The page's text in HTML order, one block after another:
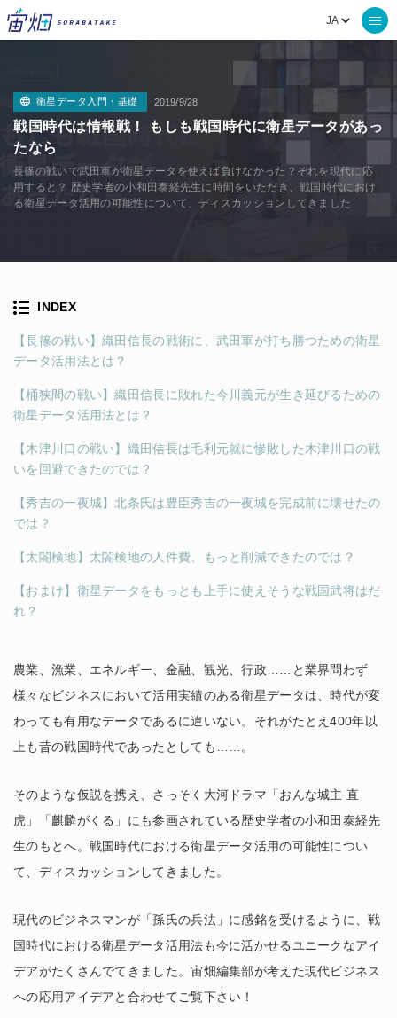
衛星データ入門・基礎 2019/9/28
戦国時代は情報戦！ もしも戦国時代に衛星データがあっ
たなら
長篠の戦いで武田軍が衛星データを使えば負けなかった？それを現代に応
用すると？ 歴史学者の小和田泰経先生に時間をいただき、戦国時代におけ
る衛星データ活用の可能性について、ディスカッションしてきました
農業、漁業、エネルギー、金融、観光、行政……と業界問わず
様々なビジネスにおいて活用実績のある衛星データは、時代が変
わっても有用なデータであるに違いない。それがたとえ400年以
上も昔の戦国時代であったとしても……。
そのような仮説を携え、さっそく大河ドラマ「おんな城主 直
虎」「麒麟がくる」にも参画されている歴史学者の小和田泰経先
生のもとへ。戦国時代における衛星データ活用の可能性につい
て、ディスカッションしてきました。
現代のビジネスマンが「孫氏の兵法」に感銘を受けるように、戦
国時代における衛星データ活用法も今に活かせるユニークなアイ
デアがたくさんでてきました。宙畑編集部が考えた現代ビジネス
への応用アイデアと合わせてご覧下さい！
INDEX
【長篠の戦い】織田信長の戦術に、武田軍が打ち勝つための衛星
データ活用法とは？
【桶狭間の戦い】織田信長に敗れた今川義元が生き延びるための
衛星データ活用法とは？
【木津川口の戦い】織田信長は毛利元就に惨敗した木津川口の戦
いを回避できたのでは？
【秀吉の一夜城】北条氏は豊臣秀吉の一夜城を完成前に壊せたの
では？
【太閤検地】太閤検地の人件費、もっと削減できたのでは？
【おまけ】衛星データをもっとも上手に使えそうな戦国武将はだ
れ？